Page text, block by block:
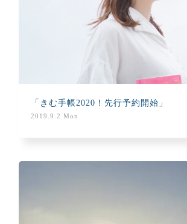
「きむ手帳2020！先行予約開始」
2019.9.2 Mon